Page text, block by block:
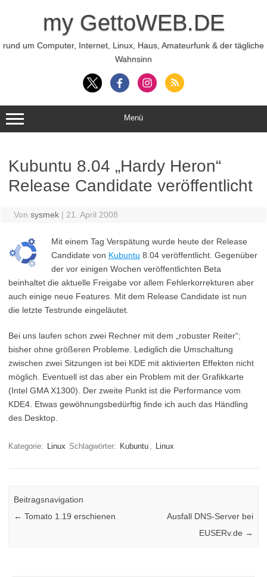
my GettoWEB.DE
rund um Computer, Internet, Linux, Haus, Amateurfunk & der tägliche
Wahnsinn
Menü
Kubuntu 8.04 „Hardy Heron“
Release Candidate veröffentlicht
Von sysmek | 21. April 2008
Mit einem Tag Verspätung wurde heute der Release
Candidate von Kubuntu 8.04 veröffentlicht. Gegenüber
der vor einigen Wochen veröffentlichten Beta
beinhaltet die aktuelle Freigabe vor allem Fehlerkorrekturen aber
auch einige neue Features. Mit dem Release Candidate ist nun
die letzte Testrunde eingeläutet.
Bei uns laufen schon zwei Rechner mit dem „robuster Reiter“;
bisher ohne größeren Probleme. Lediglich die Umschaltung
zwischen zwei Sitzungen ist bei KDE mit aktivierten Effekten nicht
möglich. Eventuell ist das aber ein Problem mit der Grafikkarte
(Intel GMA X1300). Der zweite Punkt ist die Performance vom
KDE4. Etwas gewöhnungsbedürftig finde ich auch das Händling
des Desktop.
Kategorie: Linux Schlagwörter: Kubuntu , Linux
Beitragsnavigation
← Tomato 1.19 erschienen
Ausfall DNS-Server bei
EUSERv.de →